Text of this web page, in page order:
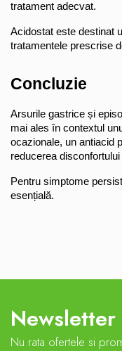
tratament adecvat.
Acidostat este destinat
tratamentele prescrise
Concluzie
Arsurile gastrice și
mai ales în contextul
ocazionale, un antiacid
reducerea
Pentru simptome
esențială.
Newsletter
Nu rata ofertele si